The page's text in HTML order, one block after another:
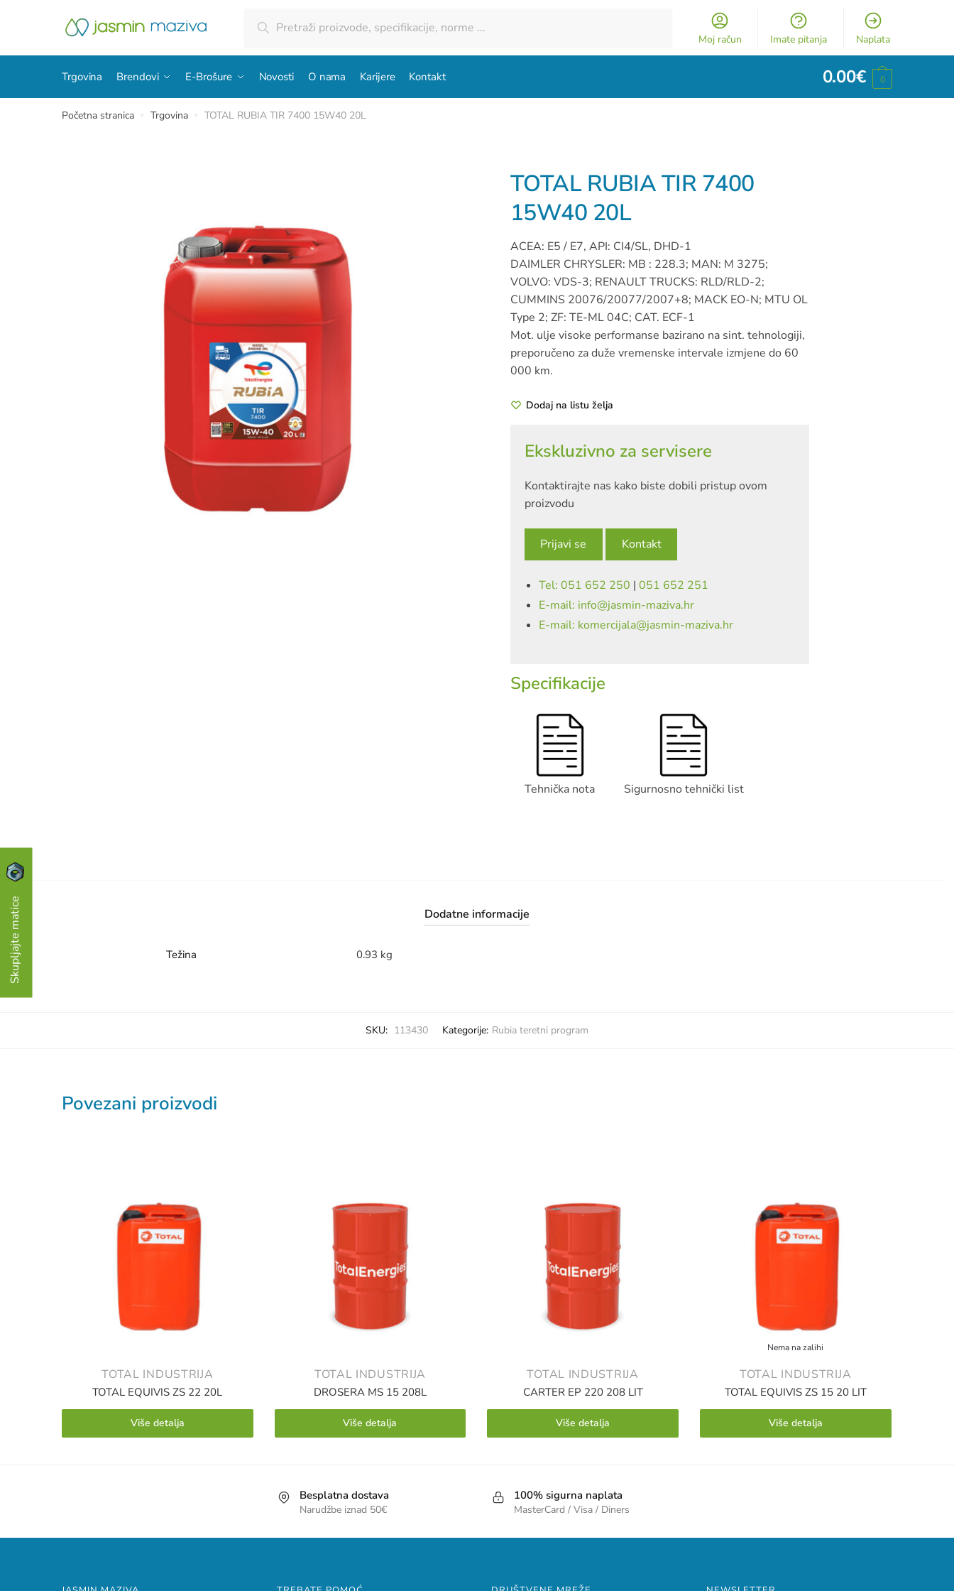
Pretraži
Moj račun Imate pitanja Naplata
Trgovina Brendovi E-Brošure Novosti O nama Karijere Kontakt 0.00€ 0
Početna stranica » Trgovina » TOTAL RUBIA TIR 7400 15W40 20L
TOTAL RUBIA TIR 7400
15W40 20L
ACEA: E5 / E7, API: CI4/SL, DHD-1
DAIMLER CHRYSLER: MB : 228.3; MAN: M 3275;
VOLVO: VDS-3; RENAULT TRUCKS: RLD/RLD-2;
CUMMINS 20076/20077/2007+8; MACK EO-N; MTU OL
Type 2; ZF: TE-ML 04C; CAT. ECF-1
Mot. ulje visoke performanse bazirano na sint. tehnologiji,
preporučeno za duže vremenske intervale izmjene do 60
000 km.
Dodaj na listu želja
Ekskluzivno za servisere
Kontaktirajte nas kako biste dobili pristup ovom
proizvodu
Prijavi se Kontakt
Tel: 051 652 250 | 051 652 251
E-mail: info@jasmin-maziva.hr
E-mail: komercijala@jasmin-maziva.hr
Specifikacije
Tehnička nota Sigurnosno tehnički list
Dodatne informacije
Težina 0.93 kg
SKU: 113430 Kategorije: Rubia teretni program
Povezani proizvodi
TOTAL INDUSTRIJA
TOTAL EQUIVIS ZS 22 20L
Više detalja
TOTAL INDUSTRIJA
DROSERA MS 15 208L
Više detalja
TOTAL INDUSTRIJA
CARTER EP 220 208 LIT
Više detalja
Nema na zalihi
TOTAL INDUSTRIJA
TOTAL EQUIVIS ZS 15 20 LIT
Više detalja
Besplatna dostava
Narudžbe iznad 50€
100% sigurna naplata
MasterCard / Visa / Diners
Skupljajte matice